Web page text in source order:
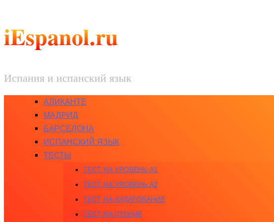
iEspanol.ru
Испания и испанский язык
АЛИКАНТЕ
МАДРИД
БАРСЕЛОНА
ИСПАНСКИЙ ЯЗЫК
ТЕСТЫ
ТЕСТ НА УРОВЕНЬ A1
ТЕСТ НА УРОВЕНЬ A2
ТЕСТ НА АУДИРОВАНИЕ
ТЕСТ НА ЧТЕНИЕ